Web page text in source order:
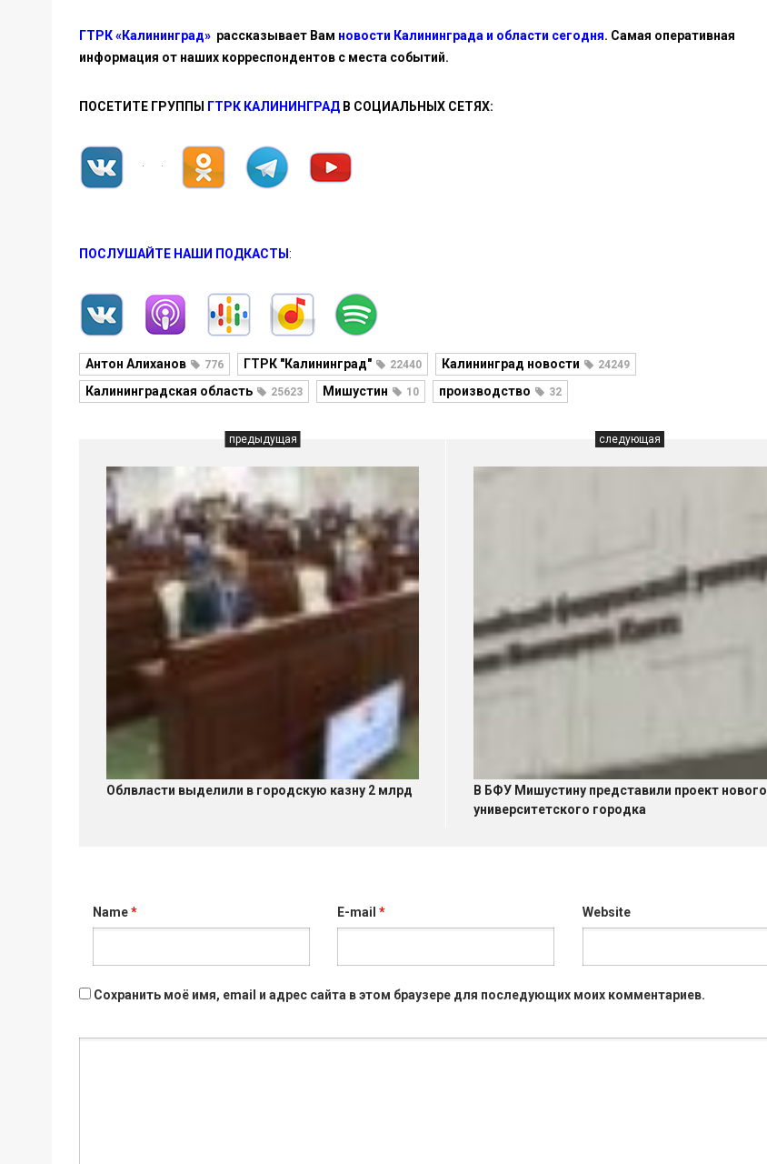
ГТРК «Калининград» рассказывает Вам новости Калининграда и области сегодня. Самая оперативная
информация от наших корреспондентов с места событий.
ПОСЕТИТЕ ГРУППЫ ГТРК КАЛИНИНГРАД В СОЦИАЛЬНЫХ СЕТЯХ:
ПОСЛУШАЙТЕ НАШИ ПОДКАСТЫ :
Антон Алиханов 776 ГТРК "Калининград" 22440 Калининград новости 24249
Калининградская область 25623 Мишустин 10 производство 32
предыдущая
Облвласти выделили в городскую казну 2 млрд
следующая
В БФУ Мишустину представили проект нового
университетского городка
Name* E-mail* Website
Сохранить моё имя, email и адрес сайта в этом браузере для последующих моих комментариев.